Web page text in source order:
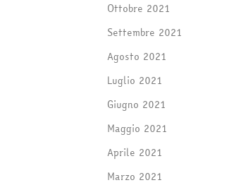
Ottobre 2021
Settembre 2021
Agosto 2021
Luglio 2021
Giugno 2021
Maggio 2021
Aprile 2021
Marzo 2021